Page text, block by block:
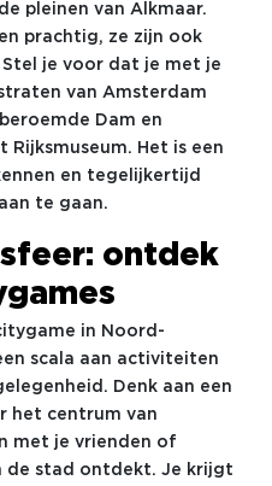
pleinen van Alkmaar.
prachtig, ze zijn ook
je voor dat je met je
van Amsterdam
Dam en
Het is een
en tegelijkertijd
te gaan.
ontdek
in Noord-
scala aan activiteiten
Denk aan een
het centrum van
met je vrienden of
de stad ontdekt. Je krijgt